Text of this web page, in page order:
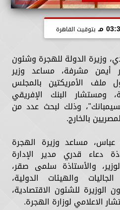
مـ بتوقيت القاهرة
وزيرة الدولة للهجرة وشئون
أيمن مشرفة، مساعد وزير
ملف الأمريكتين بالمجلس
ومستشار البنك الإفريقي
وذلك لبحث عدد من
بالخارج.
عباس، مساعد وزيرة الهجرة
دعاء قدري مدير الإدارة
والأستاذة سلمى صقر،
والهيئات الدولية،
الوزيرة للشئون الاقتصادية،
الاعلامي لوزارة الهجرة.